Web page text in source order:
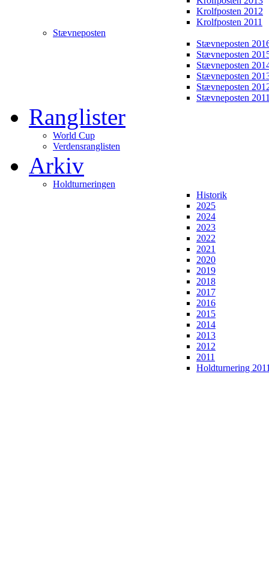
Krolfposten 2012
Krolfposten 2011
Stævneposten
Stævneposten
Stævneposten
Stævneposten
Stævneposten
Stævneposten
Stævneposten
Ranglister
World Cup
Verdensranglisten
Arkiv
Holdturneringen
Historik
2025
2024
2023
2022
2021
2020
2019
2018
2017
2016
2015
2014
2013
2012
2011
Holdturnering